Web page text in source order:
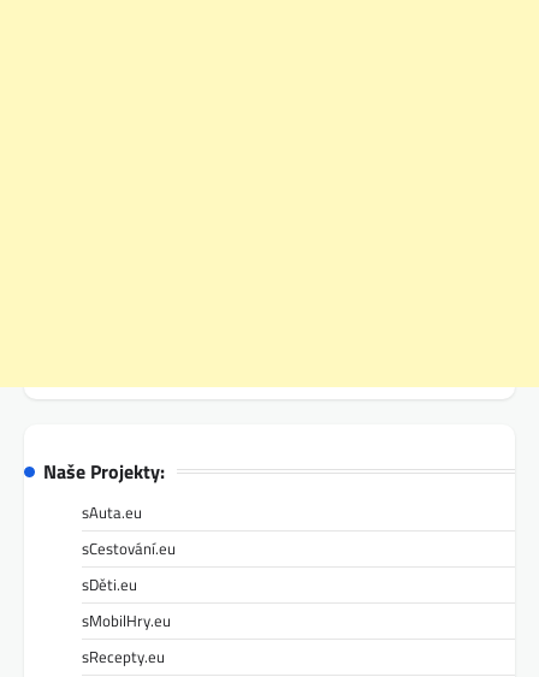
Naše Projekty:
sAuta.eu
sCestování.eu
sDěti.eu
sMobilHry.eu
sRecepty.eu